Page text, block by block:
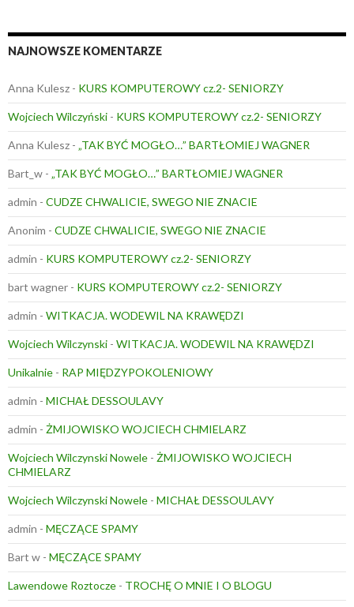
NAJNOWSZE KOMENTARZE
Anna Kulesz - KURS KOMPUTEROWY cz.2- SENIORZY
Wojciech Wilczyński - KURS KOMPUTEROWY cz.2- SENIORZY
Anna Kulesz - „TAK BYĆ MOGŁO…” BARTŁOMIEJ WAGNER
Bart_w - „TAK BYĆ MOGŁO…” BARTŁOMIEJ WAGNER
admin - CUDZE CHWALICIE, SWEGO NIE ZNACIE
Anonim - CUDZE CHWALICIE, SWEGO NIE ZNACIE
admin - KURS KOMPUTEROWY cz.2- SENIORZY
bart wagner - KURS KOMPUTEROWY cz.2- SENIORZY
admin - WITKACJA. WODEWIL NA KRAWĘDZI
Wojciech Wilczynski - WITKACJA. WODEWIL NA KRAWĘDZI
Unikalnie - RAP MIĘDZYPOKOLENIOWY
admin - MICHAŁ DESSOULAVY
admin - ŻMIJOWISKO WOJCIECH CHMIELARZ
Wojciech Wilczynski Nowele - ŻMIJOWISKO WOJCIECH
CHMIELARZ
Wojciech Wilczynski Nowele - MICHAŁ DESSOULAVY
admin - MĘCZĄCE SPAMY
Bart w - MĘCZĄCE SPAMY
Lawendowe Roztocze - TROCHĘ O MNIE I O BLOGU